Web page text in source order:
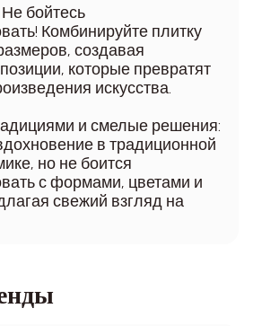
бойтесь
Комбинируйте плитку
создавая
которые превратят
искусства.
и смелые решения:
в традиционной
но не боится
с формами, цветами и
свежий взгляд на